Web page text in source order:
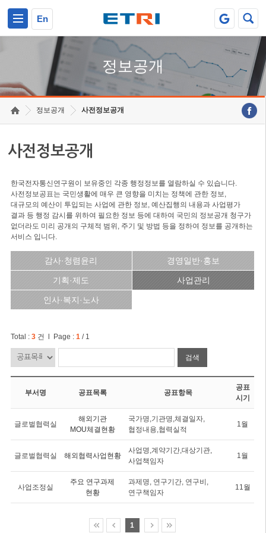
En
정보공개
정보공개 사전정보공개
사전정보공개
한국전자통신연구원이 보유중인 각종 행정정보를 열람하실 수 있습니다.
사전정보공표는 국민생활에 매우 큰 영향을 미치는 정책에 관한 정보,
대규모의 예산이 투입되는 사업에 관한 정보, 예산집행의 내용과 사업평가
결과 등 행정 감시를 위하여 필요한 정보 등에 대하여 국민의 정보공개 청구가
없더라도 미리 공개의 구체적 범위, 주기 및 방법 등을 정하여 정보를 공개하는
서비스 입니다.
감사·청렴윤리 경영일반·홍보
기획·제도 사업관리
인사·복지·노사
Total : 3건 l Page : 1/ 1
검색
부서명 공표목록 공표항목
공표
시기
글로벌협력실
해외기관
MOU체결현황
국가명,기관명,체결일자,
협정내용,협력실적
1월
글로벌협력실 해외협력사업현황
사업명,계약기간,대상기관,
사업책임자
1월
사업조정실
주요 연구과제
현황
과제명, 연구기간, 연구비,
연구책임자
11월
1